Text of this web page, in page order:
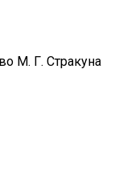
М. Г. Стракуна